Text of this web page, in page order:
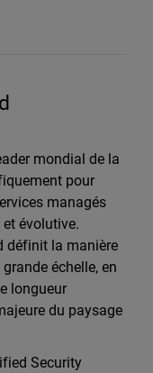
mondial de la
pour
managés
évolutive.
définit la manière
échelle, en
longueur
du paysage
Security